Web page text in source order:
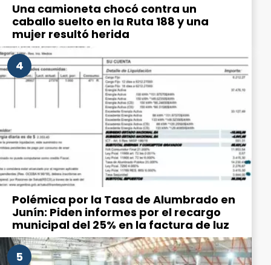
Una camioneta chocó contra un
caballo suelto en la Ruta 188 y una
mujer resultó herida
4
Polémica por la Tasa de Alumbrado en
Junín: Piden informes por el recargo
municipal del 25% en la factura de luz
5